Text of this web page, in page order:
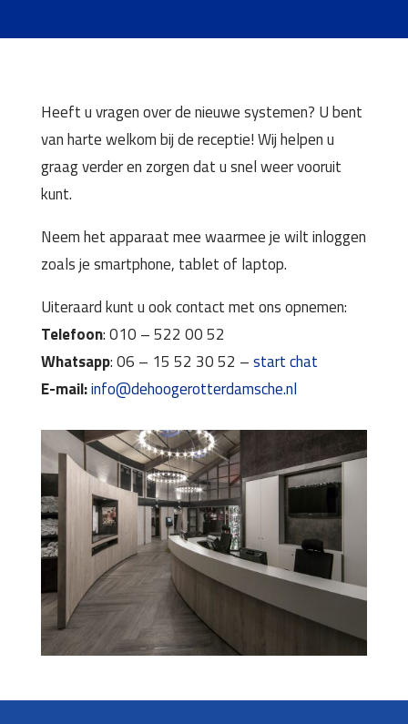
Heeft u vragen over de nieuwe systemen? U bent
van harte welkom bij de receptie! Wij helpen u
graag verder en zorgen dat u snel weer vooruit
kunt.
Neem het apparaat mee waarmee je wilt inloggen
zoals je smartphone, tablet of laptop.
Uiteraard kunt u ook contact met ons opnemen:
Telefoon: 010 – 522 00 52
Whatsapp: 06 – 15 52 30 52 –start chat
E-mail:info@dehoogerotterdamsche.nl